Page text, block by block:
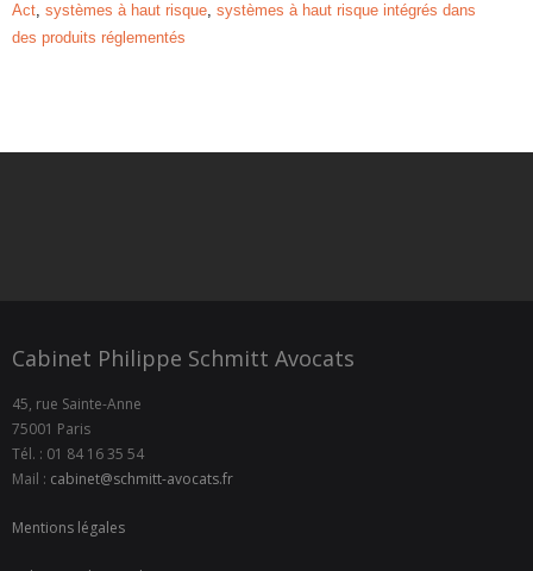
Act, systèmes à haut risque, systèmes à haut risque intégrés dans
des produits réglementés
Cabinet Philippe Schmitt Avocats
45, rue Sainte-Anne
75001 Paris
Tél. : 01 84 16 35 54
Mail : cabinet@schmitt-avocats.fr
Mentions légales